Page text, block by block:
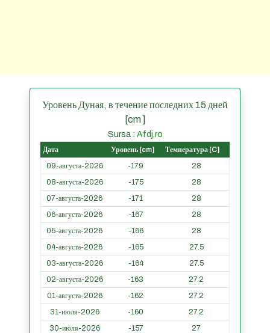
Уровень Дуная, в течение последних 15 дней
[cm ]
Sursa : Afdj.ro
Дата Уровень [cm]
Температура [C]
09-августа-2026
-179
28
08-августа-2026
-175
28
07-августа-2026
-171
28
06-августа-2026
-167
28
05-августа-2026
-166
28
04-августа-2026
-165
27.5
03-августа-2026
-164
27.5
02-августа-2026
-163
27.2
01-августа-2026
-162
27.2
31-июля-2026
-160
27.2
30-июля-2026
-157
27